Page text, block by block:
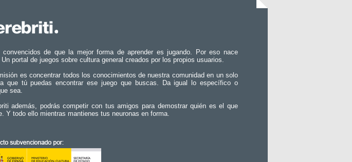
convencidos de que la mejor forma de aprender es jugando. Por eso nace
portal de juegos sobre cultura general creados por los propios usuarios.
es concentrar todos los conocimientos de nuestra comunidad en un solo
que tú puedas encontrar ese juego que buscas. Da igual lo específico o
sea.
además, podrás competir con tus amigos para demostrar quién es el que
Y todo ello mientras mantienes tus neuronas en forma.